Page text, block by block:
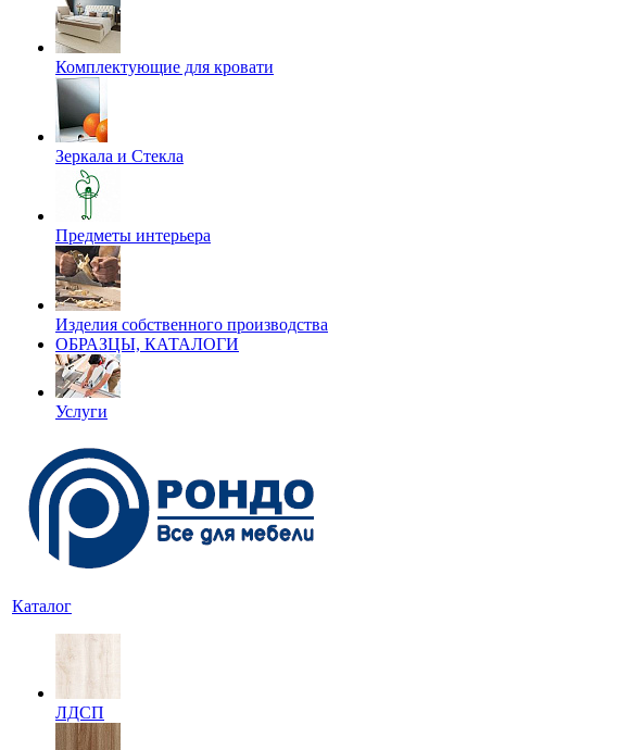
Комплектующие для кровати
Зеркала и Стекла
Предметы интерьера
Изделия собственного производства
ОБРАЗЦЫ, КАТАЛОГИ
Услуги
Каталог
ЛДСП